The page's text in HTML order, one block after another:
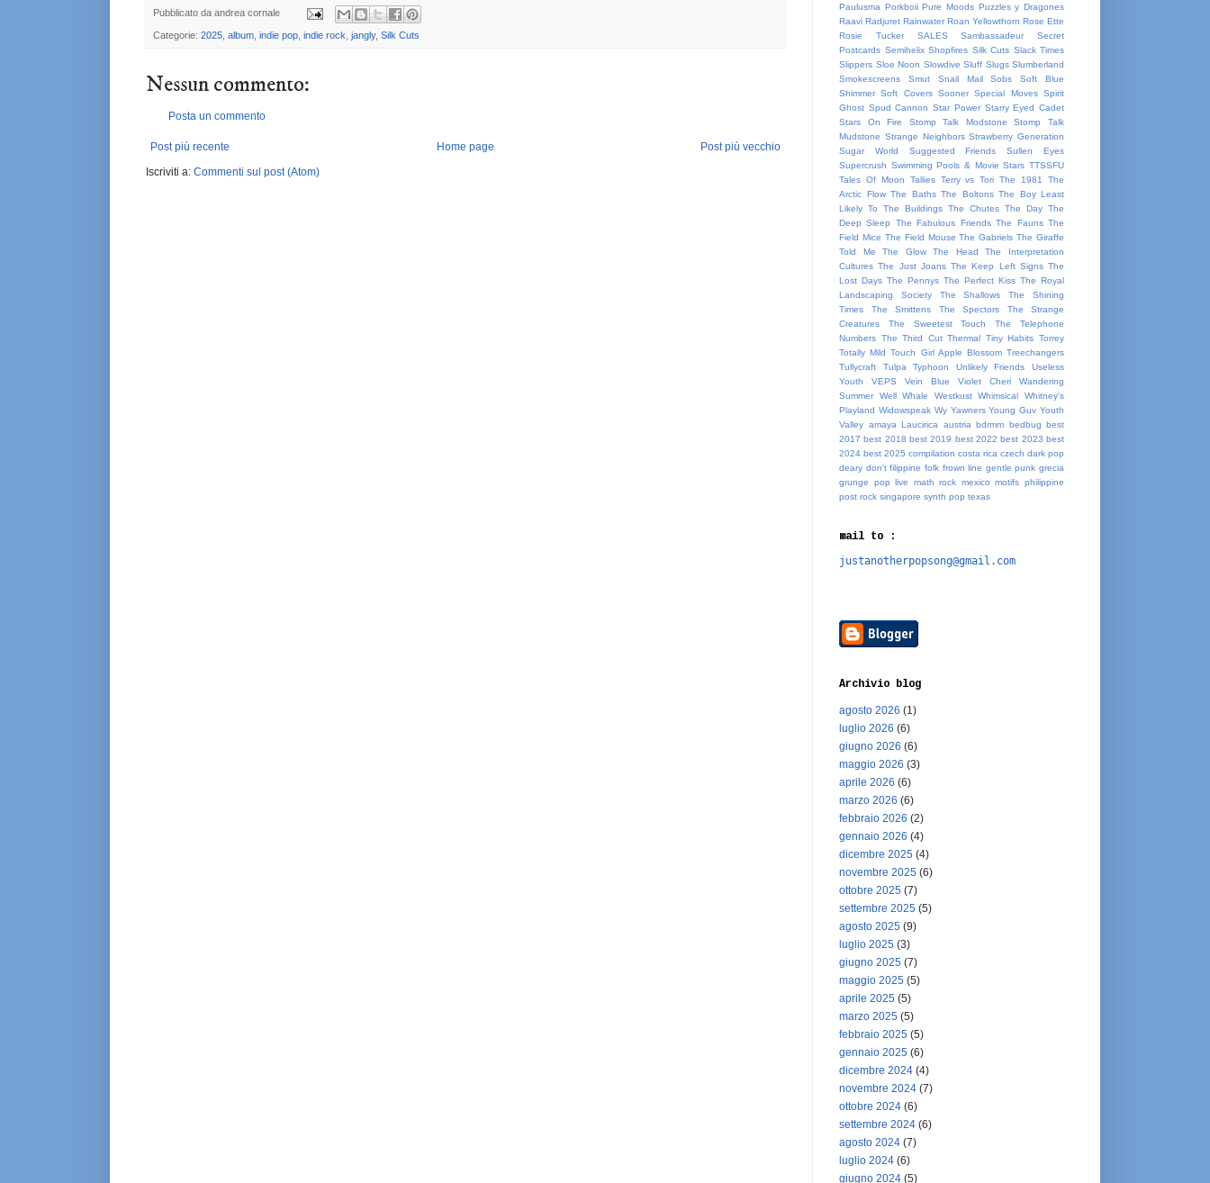
Pubblicato da andrea cornale
Categorie: 2025 album indie pop indie rock jangly, Silk Cuts
Nessun commento:
Posta un commento
Post più recente Post più vecchio
Home page
Iscriviti a: Commenti sul post (Atom)
Paulusma Porkboii Pure Moods Puzzles y Dragones
Raavi Radjuret Rainwater Roan Yellowthorn Rose Ette
Rosie Tucker
SALES Sambassadeur
Secret
Postcards Semihelix Shopfires Silk Cuts Slack Times
Slippers Sloe Noon Slowdive Sluff Slugs Slumberland
Smokescreens
Smut Snail Mail Sobs
Soft Blue
Shimmer Soft Covers Sooner Special Moves Spirit
Ghost Spud Cannon Star Power Starry Eyed Cadet
Stars On Fire
Stomp Talk Modstone
Stomp Talk
Mudstone Strange Neighbors Strawberry Generation
Sugar World
Suggested Friends
Sullen Eyes
Supercrush Swimming Pools & Movie Stars TTSSFU
Tales Of Moon
Tallies Terry vs Tori The 1981
The
Arctic Flow The Baths The Boltons The Boy Least
Likely To
The Buildings The Chutes The Day The
Deep Sleep
The Fabulous Friends The Fauns The
Field Mice The Field Mouse The Gabriels The Giraffe
Told Me
The Glow The Head
The Interpretation
Cultures The Just Joans The Keep Left Signs The
Lost Days The Pennys The Perfect Kiss The Royal
Landscaping Society
The Shallows
The Shining
Times
The Smittens The Spectors
The Strange
Creatures
The Sweetest Touch
The Telephone
Numbers The Third Cut Thermal Tiny Habits Torrey
Totally Mild Touch Girl Apple Blossom Treechangers
Tullycraft
Tulpa Typhoon Unlikely Friends
Useless
Youth
VEPS Vein Blue Violet Cheri
Wandering
Summer
Well Whale Westkust Whimsical
Whitney's
Playland Widowspeak Wy Yawners Young Guv Youth
Valley amaya Laucirica austria bdrmm bedbug best
2017 best 2018 best 2019 best 2022 best 2023 best
2024 best 2025 compilation costa rica czech dark pop
deary don't filippine folk frown line gentle punk grecia
grunge pop live math rock mexico motifs philippine
post rock singapore synth pop texas
mail to :
justanotherpopsong@gmail.com
Archivio blog
agosto 2026 (1)
luglio 2026 (6)
giugno 2026 (6)
maggio 2026 (3)
aprile 2026 (6)
marzo 2026 (6)
febbraio 2026 (2)
gennaio 2026 (4)
dicembre 2025 (4)
novembre 2025 (6)
ottobre 2025 (7)
settembre 2025 (5)
agosto 2025 (9)
luglio 2025 (3)
giugno 2025 (7)
maggio 2025 (5)
aprile 2025 (5)
marzo 2025 (5)
febbraio 2025 (5)
gennaio 2025 (6)
dicembre 2024 (4)
novembre 2024 (7)
ottobre 2024 (6)
settembre 2024 (6)
agosto 2024 (7)
luglio 2024 (6)
giugno 2024 (5)